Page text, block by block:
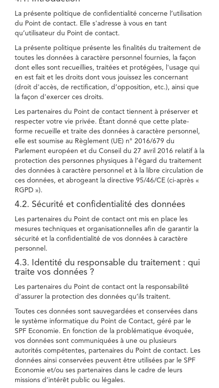
La présente politique de confidentialité concerne l’utilisation
du Point de contact. Elle s'adresse à vous en tant
qu’utilisateur du Point de contact.
La présente politique présente les finalités du traitement de
toutes les données à caractère personnel fournies, la façon
dont elles sont recueillies, traitées et protégées, l'usage qui
en est fait et les droits dont vous jouissez les concernant
(droit d'accès, de rectification, d’opposition, etc.), ainsi que
la façon d'exercer ces droits.
Les partenaires du Point de contact tiennent à préserver et
respecter votre vie privée. Étant donné que cette plate-
forme recueille et traite des données à caractère personnel,
elle est soumise au Règlement (UE) n° 2016/679 du
Parlement européen et du Conseil du 27 avril 2016 relatif à la
protection des personnes physiques à l’égard du traitement
des données à caractère personnel et à la libre circulation de
ces données, et abrogeant la directive 95/46/CE (ci-après «
RGPD »).
4.2. Sécurité et confidentialité des données
Les partenaires du Point de contact ont mis en place les
mesures techniques et organisationnelles afin de garantir la
sécurité et la confidentialité de vos données à caractère
personnel.
4.3. Identité du responsable du traitement : qui
traite vos données ?
Les partenaires du Point de contact ont la responsabilité
d’assurer la protection des données qu’ils traitent.
Toutes ces données sont sauvegardées et conservées dans
le système informatique du Point de Contact, géré par le
SPF Economie. En fonction de la problématique évoquée,
vos données sont communiquées à une ou plusieurs
autorités compétentes, partenaires du Point de contact. Les
données ainsi conservées peuvent être utilisées par le SPF
Economie et/ou ses partenaires dans le cadre de leurs
missions d’intérêt public ou légales.